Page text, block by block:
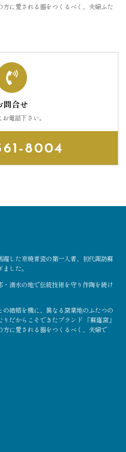
に愛される器をつくるべく、夫婦ふた
問合せ
電話下さい。
8004
した京焼青瓷の第一人者、初代諏訪蘇
した。
清水の地で伝統技術を守り作陶を続け
結婚を機に、異なる窯業地のふたつの
だからこそできたブランド 「蘇嶐窯」
に愛される器をつくるべく、夫婦で